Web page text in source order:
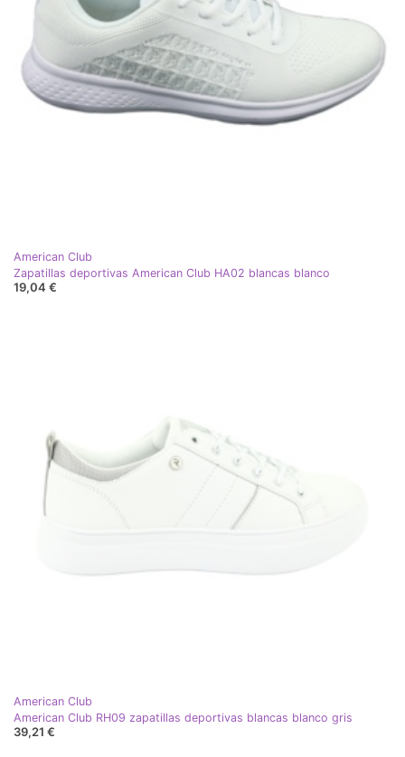
American Club
Zapatillas deportivas American Club HA02 blancas blanco
19,04 €
American Club
American Club RH09 zapatillas deportivas blancas blanco gris
39,21 €